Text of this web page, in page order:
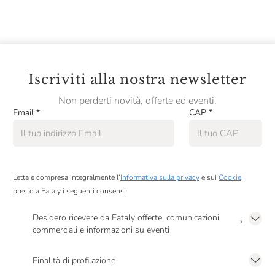
Iscriviti alla nostra newsletter
Non perderti novità, offerte ed eventi.
Email * CAP *
Letta e compresa integralmente l’Informativa sulla privacye sui Cookie,
presto a Eataly i seguenti consensi:
Desidero ricevere da Eataly offerte, comunicazioni
commerciali e informazioni su eventi
*
Finalità di profilazione